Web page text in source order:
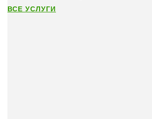
ВСЕ УСЛУГИ